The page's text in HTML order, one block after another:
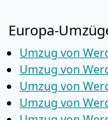
Europa-
Umzug von
Umzug von
Umzug von
Umzug von